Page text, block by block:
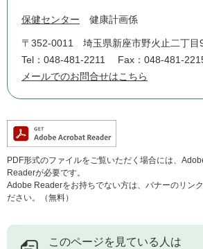
保健センター 健康計画係
〒352-0011
埼玉県新座市野火止二丁目
Tel：048-481-2211
Fax：048-481-
メールでのお問合せはこちら
PDF形式のファイルをご覧いただく場合には、
Readerが必要です。
Adobe Readerをお持ちでない方は、バナーのリン
ださい。（無料）
このページを見ている人は